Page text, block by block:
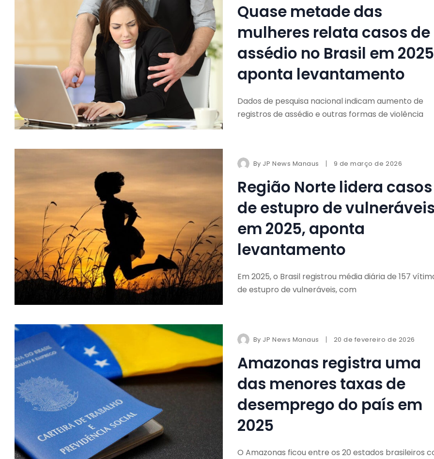
Quase metade das
mulheres relata casos de
assédio no Brasil em
aponta levantamento
Dados de pesquisa nacional indicam aumento de
registros de assédio e outras formas de violência
By JP News Manaus 9 de março de 2026
Região Norte lidera casos
de estupro de vulneráveis
em 2025, aponta
levantamento
Em 2025, o Brasil registrou média diária de 157
de estupro de vulneráveis, com
By JP News Manaus 20 de fevereiro de 2026
Amazonas registra uma
das menores taxas de
desemprego do país em
2025
O Amazonas ficou entre os 20 estados brasileiros